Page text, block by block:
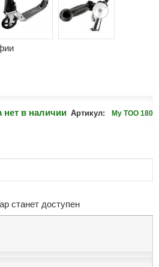
нет в наличии Артикул: My TOO 180
станет доступен